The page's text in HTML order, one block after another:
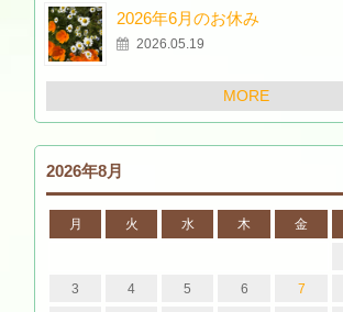
2026年6月のお休み
2026.05.19
MORE
2026年8月
月 火 水 木 金
3 4 5 6 7